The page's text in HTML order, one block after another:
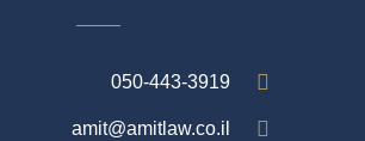
050-443-3919
amit@amitlaw.co.il